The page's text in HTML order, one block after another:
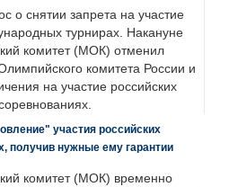
о снятии запрета на участие
турнирах. Накануне
комитет (МОК) отменил
комитета России и
на участие российских
участия российских
получив нужные ему гарантии
комитет (МОК) временно